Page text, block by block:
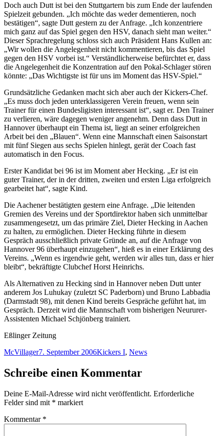
Doch auch Dutt ist bei den Stuttgartern bis zum Ende der laufenden
Spielzeit gebunden. „Ich möchte das weder dementieren, noch
bestätigen“, sagte Dutt gestern zu der Anfrage. „Ich konzentriere
mich ganz auf das Spiel gegen den HSV, danach sieht man weiter.“
Dieser Sprachregelung schloss sich auch Präsident Hans Kullen an:
„Wir wollen die Angelegenheit nicht kommentieren, bis das Spiel
gegen den HSV vorbei ist.“ Verständlicherweise befürchtet er, dass
die Angelegenheit die Konzentration auf den Pokal-Schlager stören
könnte: „Das Wichtigste ist für uns im Moment das HSV-Spiel.“
Grundsätzliche Gedanken macht sich aber auch der Kickers-Chef.
„Es muss doch jeden unterklassigeren Verein freuen, wenn sein
Trainer für einen Bundesligisten interessant ist“, sagt er. Den Trainer
zu verlieren, wäre dagegen weniger angenehm. Denn dass Dutt in
Hannover überhaupt ein Thema ist, liegt an seiner erfolgreichen
Arbeit bei den „Blauen“. Wenn eine Mannschaft einen Saisonstart
mit fünf Siegen aus sechs Spielen hinlegt, gerät der Coach fast
automatisch in den Focus.
Erster Kandidat bei 96 ist im Moment aber Hecking. „Er ist ein
guter Trainer, der in der dritten, zweiten und ersten Liga erfolgreich
gearbeitet hat“, sagte Kind.
Die Aachener bestätigten gestern eine Anfrage. „Die leitenden
Gremien des Vereins und der Sportdirektor haben sich unmittelbar
zusammengesetzt, um das primäre Ziel, Dieter Hecking in Aachen
zu halten, zu ermöglichen. Dieter Hecking führte in diesem
Gespräch ausschließlich private Gründe an, auf die Anfrage von
Hannover 96 überhaupt einzugehen“, hieß es in einer Erklärung des
Vereins. „Wenn es irgendwie geht, werden wir alles tun, dass er hier
bleibt“, bekräftigte Clubchef Horst Heinrichs.
Als Alternativen zu Hecking sind in Hannover neben Dutt unter
anderem Jos Luhukay (zuletzt SC Paderborn) und Bruno Labbadia
(Darmstadt 98), mit denen Kind bereits Gespräche geführt hat, im
Gespräch. Derzeit wird die Mannschaft vom bisherigen Neururer-
Assistenten Michael Schjönberg trainiert.
Eßlinger Zeitung
Autor
McVillagerVeröffentlicht
7. September 2006Kategorien
Kickers I, News
Schreibe einen Kommentar
Deine E-Mail-Adresse wird nicht veröffentlicht. Erforderliche
Felder sind mit * markiert
Kommentar *